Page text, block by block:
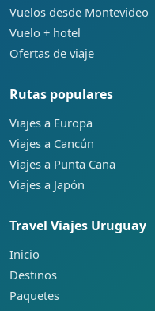
Vuelos desde Montevideo
Vuelo + hotel
Ofertas de viaje
Rutas populares
Viajes a Europa
Viajes a Cancún
Viajes a Punta Cana
Viajes a Japón
Travel Viajes Uruguay
Inicio
Destinos
Paquetes